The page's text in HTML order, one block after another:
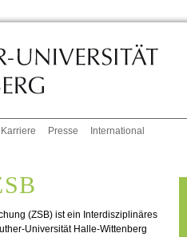
Karriere Presse International
(ZSB) ist ein Interdisziplinäres
Universität Halle-Wittenberg